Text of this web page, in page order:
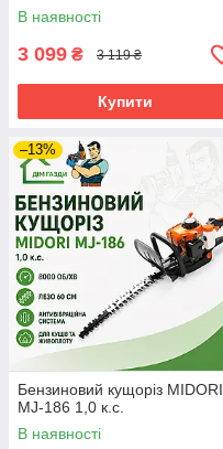
В наявності
3 099 ₴ 3 119 ₴
Купити
–13%
Бензиновий кущоріз MIDORI
MJ-186 1,0 к.с.
В наявності